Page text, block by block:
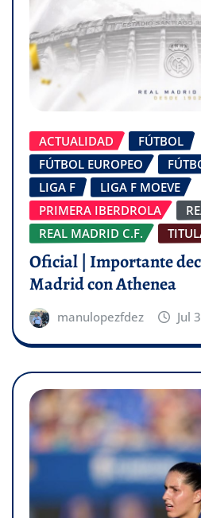
ACTUALIDAD
FÚTBOL
FÚTBOL EUROPEO
LIGA F
LIGA F MOEVE
PRIMERA IBERDROLA
REAL MADRID C.F.
Oficial | Importante
Madrid con Athenea
manulopezfdez Jul